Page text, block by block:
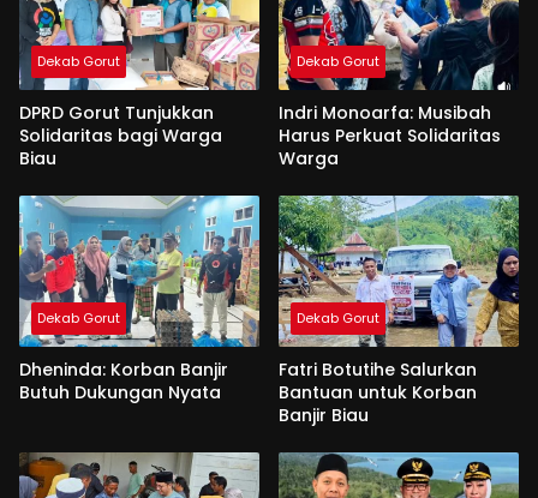
Dekab Gorut
DPRD Gorut Tunjukkan
Solidaritas bagi Warga
Biau
Dekab Gorut
Indri Monoarfa: Musibah
Harus Perkuat Solidaritas
Warga
Dekab Gorut
Dheninda: Korban Banjir
Butuh Dukungan Nyata
Dekab Gorut
Fatri Botutihe Salurkan
Bantuan untuk Korban
Banjir Biau